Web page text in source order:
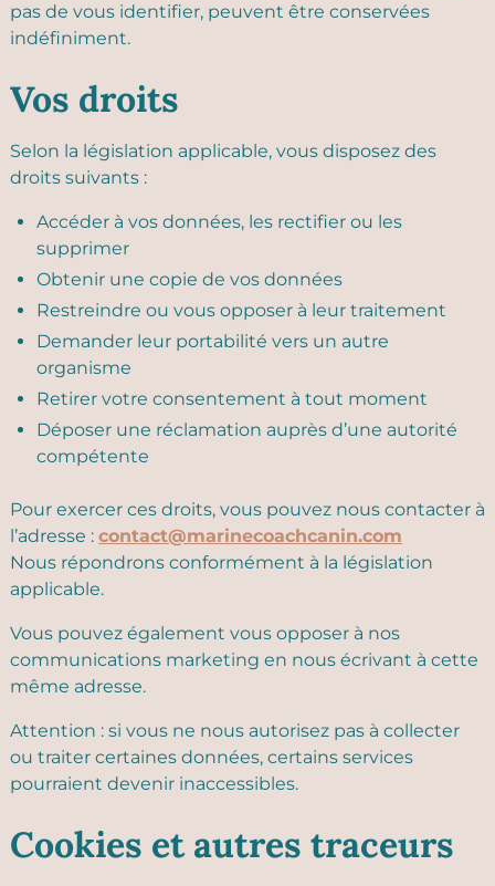
pas de vous identifier, peuvent être conservées
indéfiniment.
Vos droits
Selon la législation applicable, vous disposez des
droits suivants :
Accéder à vos données, les rectifier ou les
supprimer
Obtenir une copie de vos données
Restreindre ou vous opposer à leur traitement
Demander leur portabilité vers un autre
organisme
Retirer votre consentement à tout moment
Déposer une réclamation auprès d’une autorité
compétente
Pour exercer ces droits, vous pouvez nous contacter à
l’adresse : contact@marinecoachcanin.com
Nous répondrons conformément à la législation
applicable.
Vous pouvez également vous opposer à nos
communications marketing en nous écrivant à cette
même adresse.
Attention : si vous ne nous autorisez pas à collecter
ou traiter certaines données, certains services
pourraient devenir inaccessibles.
Cookies et autres traceurs